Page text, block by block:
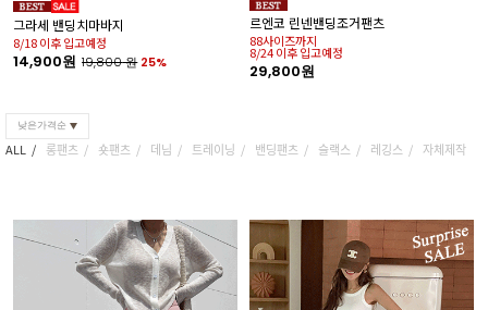
그라세 밴딩치마바지
8/18 이후 입고예정
14,900원 19,800원 25%
르엔코 린넨밴딩조거팬츠
88사이즈까지
8/24 이후 입고예정
29,800원
낮은가격순
ALL 롱팬츠 숏팬츠 데님 트레이닝 밴딩팬츠 슬랙스 레깅스 자체제작